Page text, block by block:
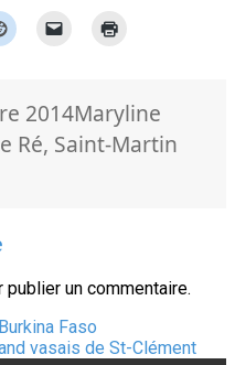
2014Auteur
Maryline
Ré, Saint-Martin
publier un commentaire.
Faso
vasais de St-Clément